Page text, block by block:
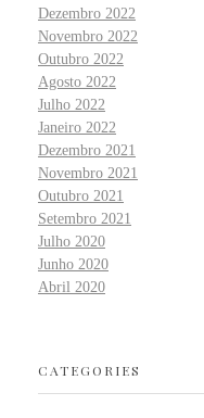
Dezembro 2022
Novembro 2022
Outubro 2022
Agosto 2022
Julho 2022
Janeiro 2022
Dezembro 2021
Novembro 2021
Outubro 2021
Setembro 2021
Julho 2020
Junho 2020
Abril 2020
CATEGORIES